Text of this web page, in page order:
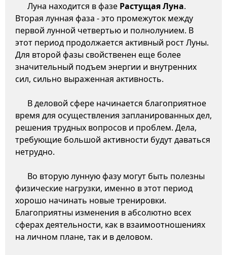
Луна находится в фазе Растущая Луна.
Вторая лунная фаза - это промежуток между
первой лунной четвертью и полнолунием. В
этот период продолжается активный рост Луны.
Для второй фазы свойственен еще более
значительный подъем энергии и внутренних
сил, сильно выраженная активность.
В деловой сфере начинается благоприятное
время для осуществления запланированных дел,
решения трудных вопросов и проблем. Дела,
требующие большой активности будут даваться
нетрудно.
Во вторую лунную фазу могут быть полезны
физические нагрузки, именно в этот период
хорошо начинать новые тренировки.
Благоприятны изменения в абсолютно всех
сферах деятельности, как в взаимоотношениях
на личном плане, так и в деловом.